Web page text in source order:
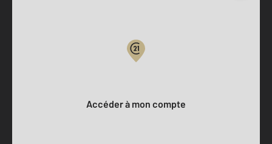
Accéder à mon compte